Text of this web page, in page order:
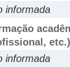
informada
etc.)
informada